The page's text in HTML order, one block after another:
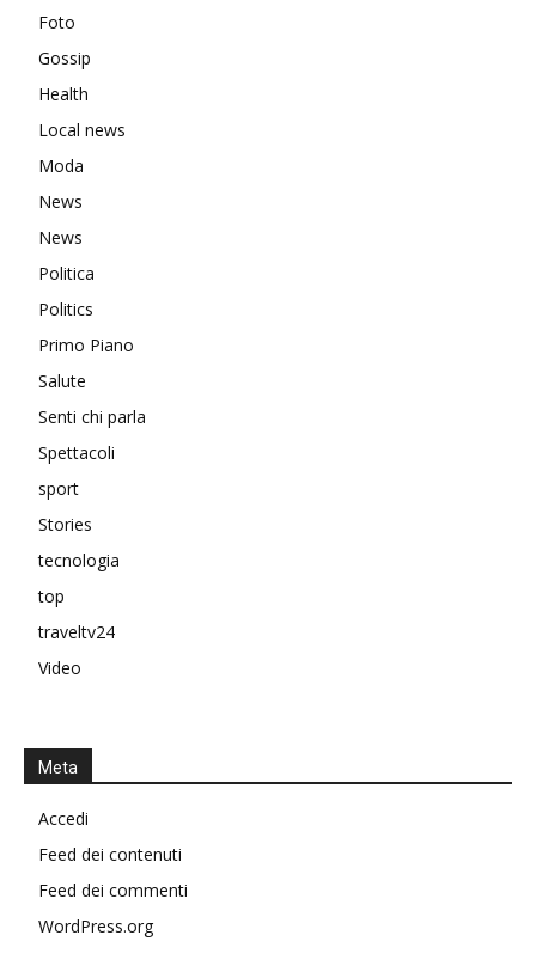
Foto
Gossip
Health
Local news
Moda
News
News
Politica
Politics
Primo Piano
Salute
Senti chi parla
Spettacoli
sport
Stories
tecnologia
top
traveltv24
Video
Meta
Accedi
Feed dei contenuti
Feed dei commenti
WordPress.org